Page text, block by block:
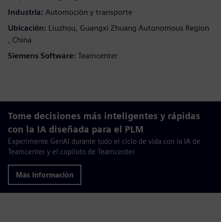
Industria: Automoción y transporte
Ubicación: Liuzhou, Guangxi Zhuang Autonomous Region
, China
Siemens Software: Teamcenter
Tome decisiones más inteligentes y rápidas
con la IA diseñada para el PLM
Experimente GenAI durante todo el ciclo de vida con la IA de
Teamcenter y el copiloto de Teamcenter
Más información